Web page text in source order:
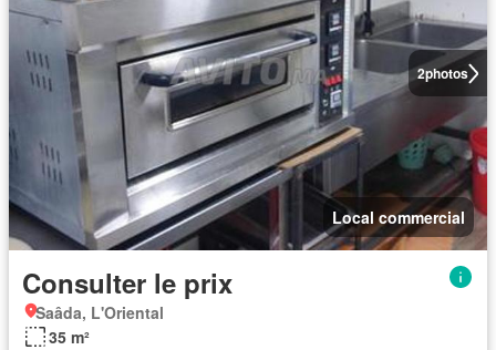
2photos
Local commercial
Consulter le prix
Saâda, L'Oriental
35 m²